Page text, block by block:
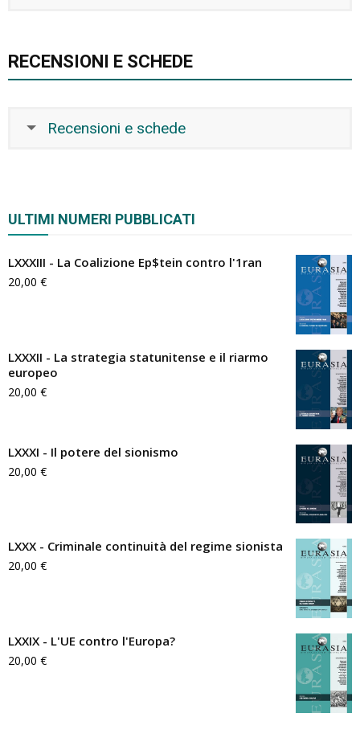
RECENSIONI E SCHEDE
Recensioni e schede
ULTIMI NUMERI PUBBLICATI
LXXXIII - La Coalizione Ep$tein contro l'1ran
20,00 €
LXXXII - La strategia statunitense e il riarmo
europeo
20,00 €
LXXXI - Il potere del sionismo
20,00 €
LXXX - Criminale continuità del regime sionista
20,00 €
LXXIX - L'UE contro l'Europa?
20,00 €